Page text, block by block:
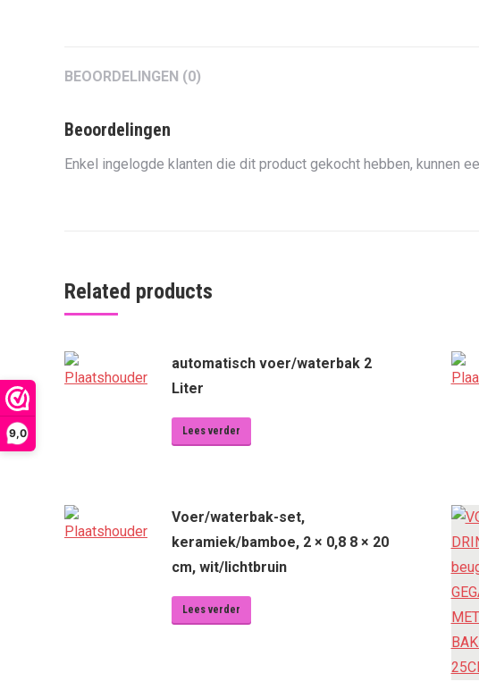
9,0
BEOORDELINGEN (0)
Beoordelingen
Enkel ingelogde klanten die dit product gekocht hebben, kunnen
Related products
automatisch voer/waterbak 2
Liter
Lees verder
Voer/waterbak-set,
keramiek/bamboe, 2 × 0,8 8 × 20
cm, wit/lichtbruin
Lees verder